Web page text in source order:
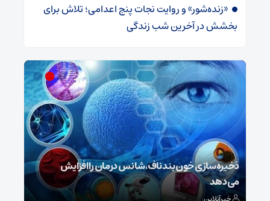
«زنده‌شور» و روایت نجات پنج اعدامی؛ تلاش برای
بخشش در آخرین شب زندگی
ذخیره‌سازی خون بند ناف، شانس درمان را افزایش
می‌دهد